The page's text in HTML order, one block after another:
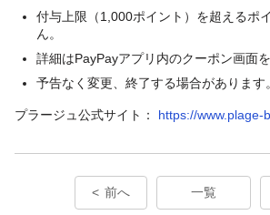
付与上限（1,000ポイント）を超えるポ
ん。
詳細はPayPayアプリ内のクーポン画面
予告なく変更、終了する場合があります。
プラージュ公式サイト： https://www.plage-
前へ 一覧